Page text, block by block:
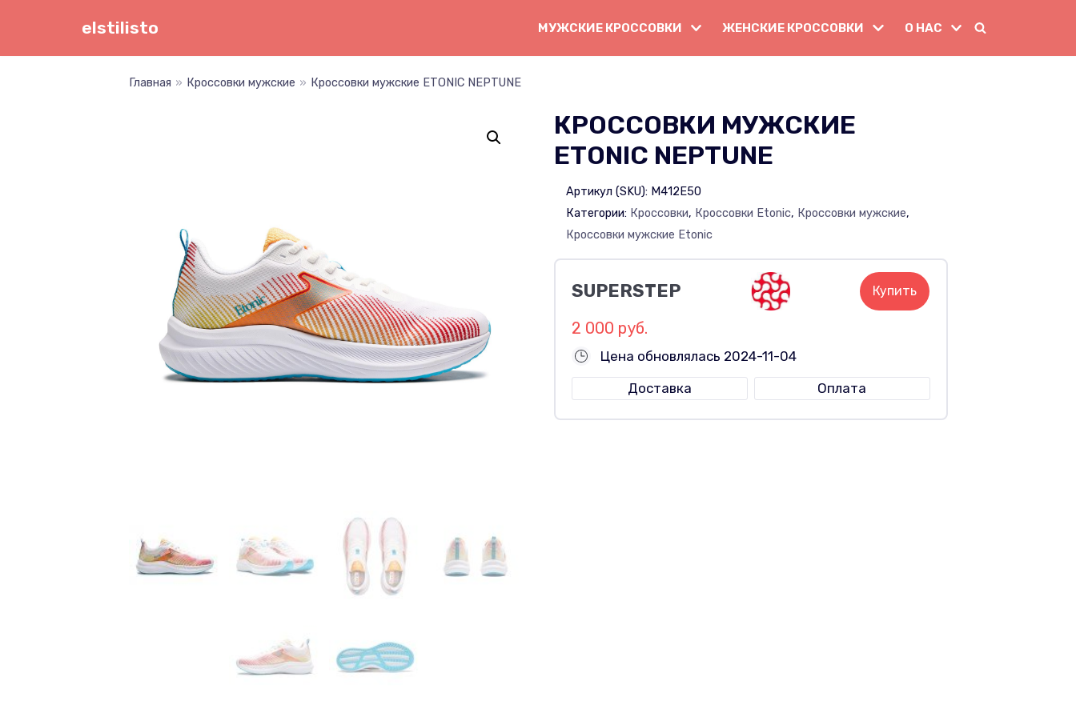
elstilisto МУЖСКИЕ КРОССОВКИ ЖЕНСКИЕ КРОССОВКИ О НАС
Главная » Кроссовки мужские » Кроссовки мужские ETONIC NEPTUNE
КРОССОВКИ МУЖСКИЕ
ETONIC NEPTUNE
Артикул (SKU): M412E50
Категории: Кроссовки, Кроссовки Etonic, Кроссовки мужские,
Кроссовки мужские Etonic
SUPERSTEP Купить
2 000 руб.
Цена обновлялась 2024-11-04
Доставка
Оплата